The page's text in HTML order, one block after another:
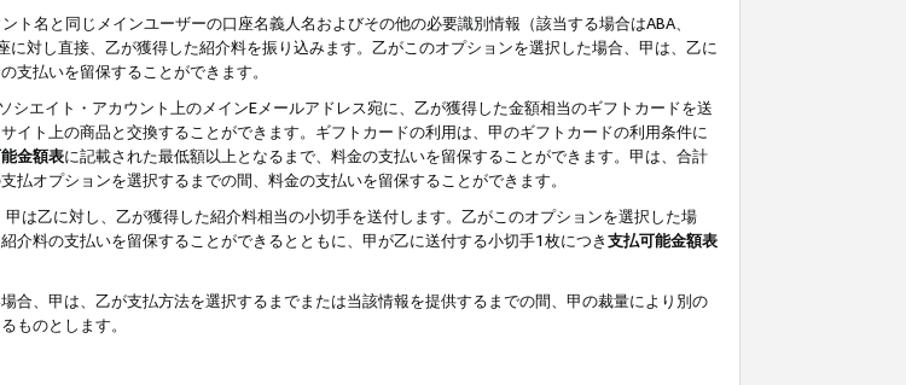
名と同じメインユーザーの口座名義人名およびその他の必要識別情報（該当する場合はABA、
対し直接、乙が獲得した紹介料を振り込みます。乙がこのオプションを選択した場合、甲は、乙に
支払いを留保することができます。
エイト・アカウント上のメインEメールアドレス宛に、乙が獲得した金額相当のギフトカードを送
ト上の商品と交換することができます。ギフトカードの利用は、甲のギフトカードの利用条件に
金額表に記載された最低額以上となるまで、料金の支払いを留保することができます。甲は、合計
オプションを選択するまでの間、料金の支払いを留保することができます。
は乙に対し、乙が獲得した紹介料相当の小切手を送付します。乙がこのオプションを選択した場
介料の支払いを留保することができるとともに、甲が乙に送付する小切手1枚につき支払可能金額表
合、甲は、乙が支払方法を選択するまでまたは当該情報を提供するまでの間、甲の裁量により別の
ものとします。